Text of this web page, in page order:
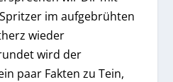
im aufgebrühten
wieder
wird der
paar Fakten zu Tein,